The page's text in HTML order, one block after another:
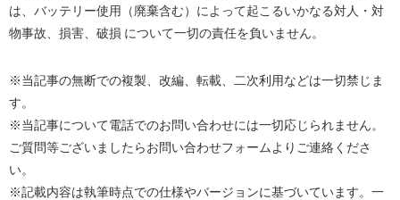
は、バッテリー使用（廃棄含む）によって起こるいかなる対人・対
物事故、損害、破損 について一切の責任を負いません。
※当記事の無断での複製、改編、転載、二次利用などは一切禁じま
す。
※当記事について電話でのお問い合わせには一切応じられません。
ご質問等ございましたらお問い合わせフォームよりご連絡くださ
い。
※記載内容は執筆時点での仕様やバージョンに基づいています。一